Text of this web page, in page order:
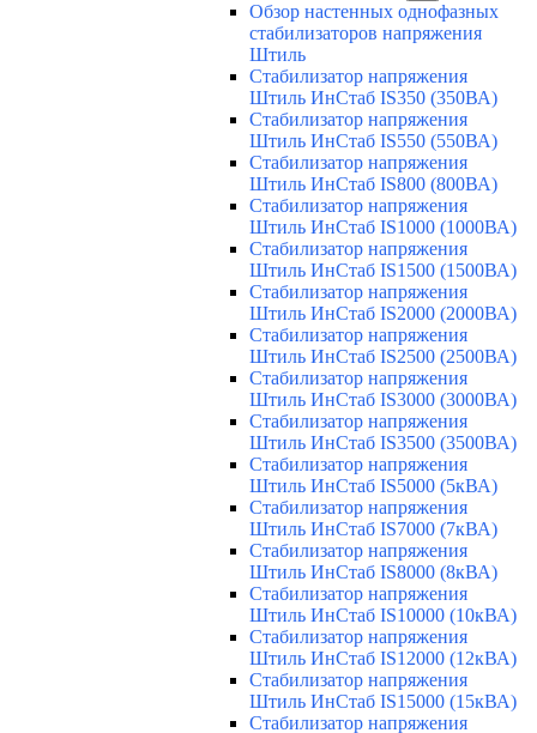
Обзор настенных однофазных
стабилизаторов напряжения
Штиль
Стабилизатор напряжения
Штиль ИнСтаб IS350 (350ВА)
Стабилизатор напряжения
Штиль ИнСтаб IS550 (550ВА)
Стабилизатор напряжения
Штиль ИнСтаб IS800 (800ВА)
Стабилизатор напряжения
Штиль ИнСтаб IS1000 (1000ВА)
Стабилизатор напряжения
Штиль ИнСтаб IS1500 (1500ВА)
Стабилизатор напряжения
Штиль ИнСтаб IS2000 (2000ВА)
Стабилизатор напряжения
Штиль ИнСтаб IS2500 (2500ВА)
Стабилизатор напряжения
Штиль ИнСтаб IS3000 (3000ВА)
Стабилизатор напряжения
Штиль ИнСтаб IS3500 (3500ВА)
Стабилизатор напряжения
Штиль ИнСтаб IS5000 (5кВА)
Стабилизатор напряжения
Штиль ИнСтаб IS7000 (7кВА)
Стабилизатор напряжения
Штиль ИнСтаб IS8000 (8кВА)
Стабилизатор напряжения
Штиль ИнСтаб IS10000 (10кВА)
Стабилизатор напряжения
Штиль ИнСтаб IS12000 (12кВА)
Стабилизатор напряжения
Штиль ИнСтаб IS15000 (15кВА)
Стабилизатор напряжения